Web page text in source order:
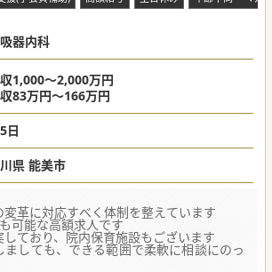
器内科
1,000～2,000万円
83万円～166万円
日
石川県 能美市
革に対応すべく体制を整えています
可能な高額求人です
ており、院内保育施設もございます
しても、できる範囲で柔軟に相談にのっ